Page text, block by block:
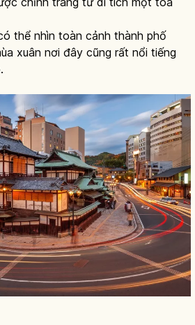
thể nhìn toàn cảnh thành phố
xuân nơi đây cũng rất nổi tiếng